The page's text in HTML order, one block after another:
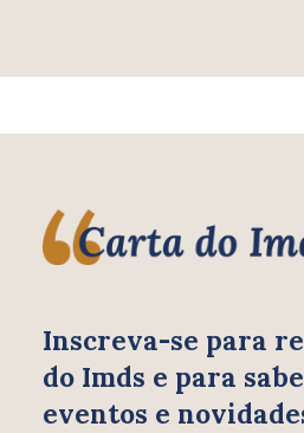
Inscreva-se para
do Imds e para
eventos e